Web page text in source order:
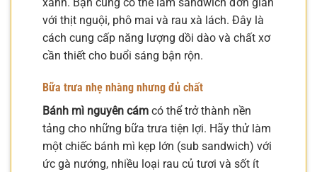
với thịt nguội, phô mai và rau xà lách. Đây là
cách cung cấp năng lượng dồi dào và chất xơ
cần thiết cho buổi sáng bận rộn.
Bữa trưa nhẹ nhàng nhưng đủ chất
Bánh mì nguyên cám có thể trở thành nền
tảng cho những bữa trưa tiện lợi. Hãy thử làm
một chiếc bánh mì kẹp lớn (sub sandwich) với
ức gà nướng, nhiều loại rau củ tươi và sốt ít